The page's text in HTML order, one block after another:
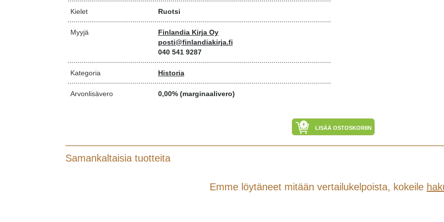
Kielet Ruotsi
Myyjä
Finlandia Kirja Oy
posti@finlandiakirja.fi
040 541 9287
Kategoria Historia
Arvonlisävero 0,00% (marginaalivero)
LISÄÄ OSTOSKORIIN
Samankaltaisia tuotteita
Emme löytäneet mitään vertailukelpoista, kokeile